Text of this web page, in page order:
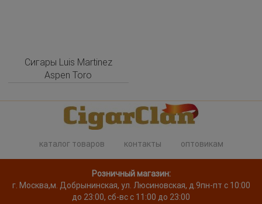
Сигары Luis Martinez
Aspen Toro
каталог товаров контакты оптовикам
Розничный магазин:
г. Москва,м. Добрынинская, ул. Люсиновская, д.9пн-пт с 10:00
до 23:00, сб-вс с 11:00 до 23:00